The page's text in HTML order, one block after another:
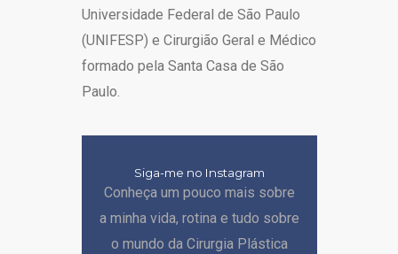
Universidade Federal de São Paulo
(UNIFESP) e Cirurgião Geral e Médico
formado pela Santa Casa de São
Paulo.
Siga-me no Instagram
Conheça um pouco mais sobre
a minha vida, rotina e tudo sobre
o mundo da Cirurgia Plástica